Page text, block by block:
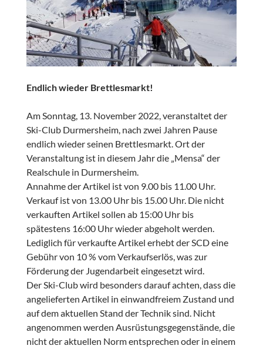
Endlich wieder Brettlesmarkt!
Am Sonntag, 13. November 2022, veranstaltet der
Ski-Club Durmersheim, nach zwei Jahren Pause
endlich wieder seinen Brettlesmarkt. Ort der
Veranstaltung ist in diesem Jahr die „Mensa“ der
Realschule in Durmersheim.
Annahme der Artikel ist von 9.00 bis 11.00 Uhr.
Verkauf ist von 13.00 Uhr bis 15.00 Uhr. Die nicht
verkauften Artikel sollen ab 15:00 Uhr bis
spätestens 16:00 Uhr wieder abgeholt werden.
Lediglich für verkaufte Artikel erhebt der SCD eine
Gebühr von 10 % vom Verkaufserlös, was zur
Förderung der Jugendarbeit eingesetzt wird.
Der Ski-Club wird besonders darauf achten, dass die
angelieferten Artikel in einwandfreiem Zustand und
auf dem aktuellen Stand der Technik sind. Nicht
angenommen werden Ausrüstungsgegenstände, die
nicht der aktuellen Norm entsprechen oder in einem